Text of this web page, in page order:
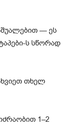
— ეს
ს სწორად
თხელ
1–2